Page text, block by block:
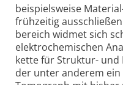
beispiels­weise
früh­zeitig
bereich widmet sich
elektro­chemischen
kette für Struktur-
der unter anderem